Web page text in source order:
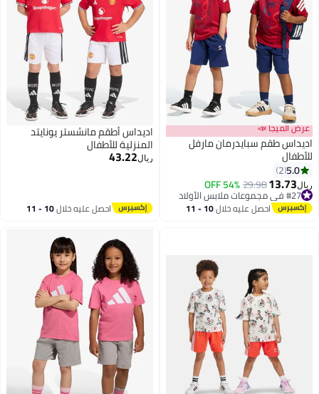
عرض الميجا 📣
اديداس طقم سبايدرمان مارفل
للأطفال
5.0
2
ريال13.73
29.98
54% OFF #27 في مجموعات ملابس الأولاد
أقل سعر في السنة
#27 في مجموعات ملابس الأولاد احصل عليه خلال 10 - 11
اديداس أطقم مانشستر يونايتد
المنزلية للأطفال
ريال43.22
احصل عليه خلال 10 - 11